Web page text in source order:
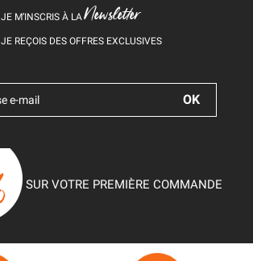
JE M’INSCRIS À LANewsletter
JE REÇOIS DES OFFRES EXCLUSIVES
SUR VOTRE PREMIÈRE COMMANDE